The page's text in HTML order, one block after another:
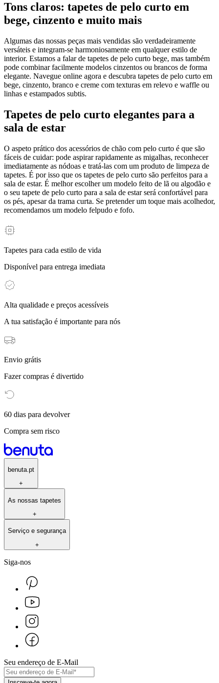
Tons claros: tapetes de pelo curto em
bege, cinzento e muito mais
Algumas das nossas peças mais vendidas são verdadeiramente
versáteis e integram-se harmoniosamente em qualquer estilo de
interior. Estamos a falar de tapetes de pelo curto bege, mas também
pode combinar facilmente modelos cinzentos ou brancos de forma
elegante. Navegue online agora e descubra tapetes de pelo curto em
bege, cinzento, branco e creme com texturas em relevo e waffle ou
linhas e estampados subtis.
Tapetes de pelo curto elegantes para a
sala de estar
O aspeto prático dos acessórios de chão com pelo curto é que são
fáceis de cuidar: pode aspirar rapidamente as migalhas, reconhecer
imediatamente as nódoas e tratá-las com um produto de limpeza de
tapetes. É por isso que os tapetes de pelo curto são perfeitos para a
sala de estar. É melhor escolher um modelo feito de lã ou algodão e
o seu tapete de pelo curto para a sala de estar será confortável para
os pés, apesar da trama curta. Se pretender um toque mais acolhedor,
recomendamos um modelo felpudo e fofo.
Tapetes para cada estilo de vida
Disponível para entrega imediata
Alta qualidade e preços acessíveis
A tua satisfação é importante para nós
Envio grátis
Fazer compras é divertido
60 dias para devolver
Compra sem risco
benuta.pt
+
As nossas tapetes
+
Serviço e segurança
+
Siga-nos
Seu endereço de E-Mail